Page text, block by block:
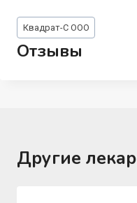
Метки
записи:
Квадрат-С ООО
Отзывы
Другие